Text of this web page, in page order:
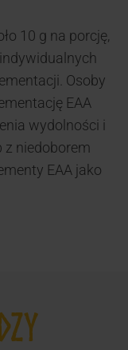
10 g na porcję,
Osoby
EAA
wydolności i
z niedoborem
EAA jako